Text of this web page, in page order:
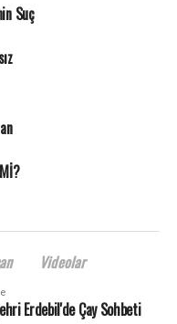
Suç
Videolar
Erdebil'de Çay Sohbeti